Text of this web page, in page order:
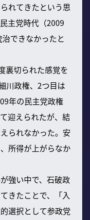
れてきたという思
主党時代（2009
できなかったと
裏切られた感覚を
川政権、2つ目は
年の民主党政権
迎えられたが、結
られなかった。安
所得が上がらなか
強い中で、石破政
きたことで、「入
選択として参政党